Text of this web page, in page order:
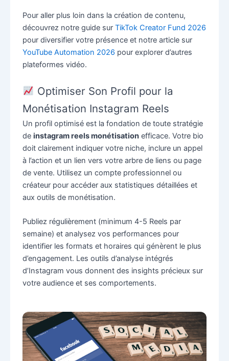
Pour aller plus loin dans la création de contenu,
découvrez notre guide sur TikTok Creator Fund 2026
pour diversifier votre présence et notre article sur
YouTube Automation 2026 pour explorer d’autres
plateformes vidéo.
Optimiser Son Profil pour la
Monétisation Instagram Reels
Un profil optimisé est la fondation de toute stratégie
de instagram reels monétisationefficace. Votre bio
doit clairement indiquer votre niche, inclure un appel
à l’action et un lien vers votre arbre de liens ou page
de vente. Utilisez un compte professionnel ou
créateur pour accéder aux statistiques détaillées et
aux outils de monétisation.
Publiez régulièrement (minimum 4-5 Reels par
semaine) et analysez vos performances pour
identifier les formats et horaires qui génèrent le plus
d’engagement. Les outils d’analyse intégrés
d’Instagram vous donnent des insights précieux sur
votre audience et ses comportements.